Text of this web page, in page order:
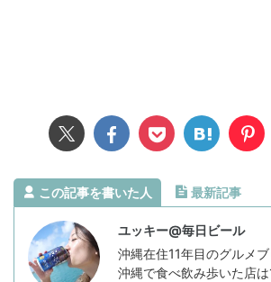
この記事を書いた人 最新記事
ユッキー@毎日ビール
沖縄在住11年目のグルメブ
沖縄で食べ飲み歩いた店は